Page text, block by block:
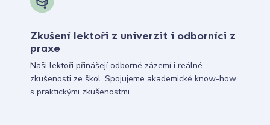
Zkušení lektoři z univerzit i odborníci z
praxe
Naši lektoři přinášejí odborné zázemí i reálné
zkušenosti ze škol. Spojujeme akademické know-how
s praktickými zkušenostmi.